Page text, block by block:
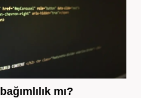
mı?